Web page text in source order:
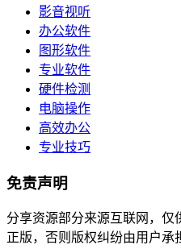
影音视听
办公软件
图形软件
专业软件
硬件检测
电脑操作
高效办公
专业技巧
免责声明
分享资源部分来源互联网，仅
正版，否则版权纠纷由用户